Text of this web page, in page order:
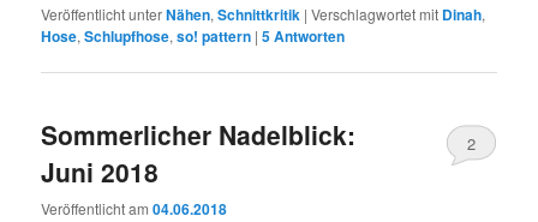
Veröffentlicht unterNähen,Schnittkritik |Verschlagwortet mit Dinah,
Hose,Schlupfhose,so! pattern |5Antworten
Sommerlicher Nadelblick:
Juni 2018
Veröffentlicht am04.06.2018
2